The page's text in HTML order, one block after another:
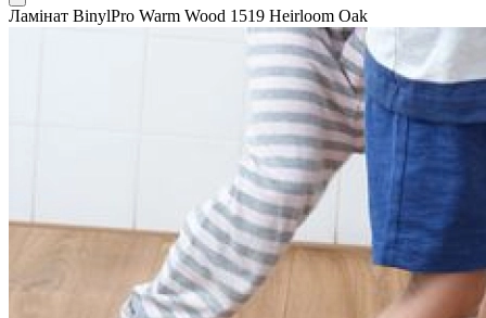
Ламінат BinylPro Warm Wood 1519 Heirloom Oak